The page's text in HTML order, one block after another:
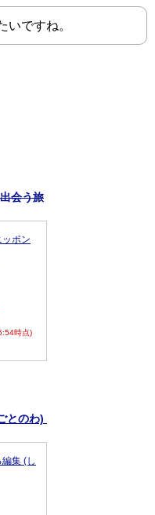
いですね。
会う旅
ポン
時点)
とのわ)
集 (し